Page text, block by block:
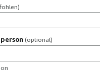
(optional)